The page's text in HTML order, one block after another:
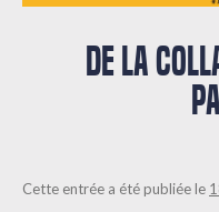
DE LA
Cette entrée a été publiée le